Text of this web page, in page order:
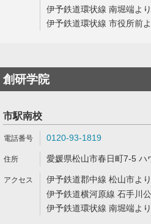
伊予鉄道環状線 南堀端よ
伊予鉄道環状線 市役所前
創研学院
市駅南校
0120-93-1819
愛媛県松山市春日町7-5 ハ
伊予鉄道郡中線 松山市よ
伊予鉄道横河原線 石手川
伊予鉄道環状線 南堀端よ